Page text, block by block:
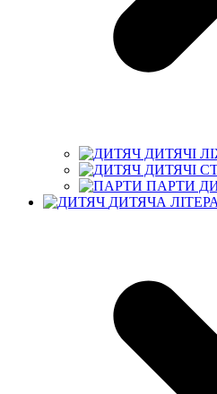
ДИТЯЧІ
ДИТЯЧІ
ПАРТИ
ДИТЯЧА